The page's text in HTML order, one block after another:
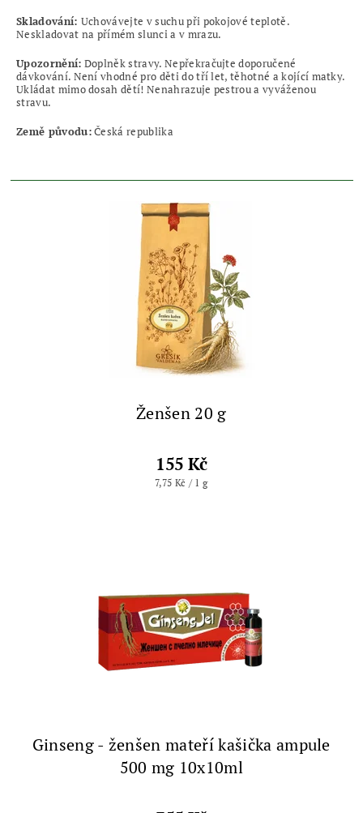
Skladování: Uchovávejte v suchu při pokojové teplotě.
Neskladovat na přímém slunci a v mrazu.
Upozornění: Doplněk stravy. Nepřekračujte doporučené
dávkování. Není vhodné pro děti do tří let, těhotné a kojící matky.
Ukládat mimo dosah dětí! Nenahrazuje pestrou a vyváženou
stravu.
Země původu:Česká republika
Ženšen 20 g
155 Kč
7,75 Kč / 1 g
Ginseng - ženšen mateří kašička ampule
500 mg 10x10ml